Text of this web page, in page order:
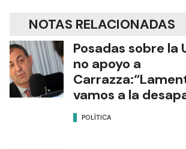
NOTAS RELACIONADAS
Posadas sobre la
no apoyo a
vamos a la
POLÍTICA